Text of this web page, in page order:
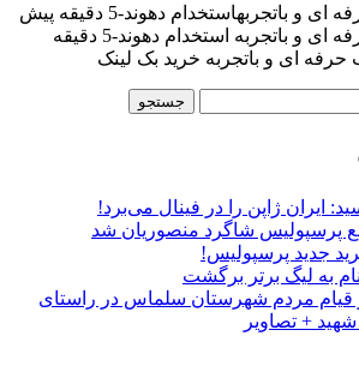
استخدامی بازاریاب حرفه ای و باتجربهاستخدام دهوند-5 دقیقه پیش
استخدامی بازاریاب حرفه ای و باتجربه استخدام دهوند-5 دقیقه
حرفه ای و باتجربه خرید بک لینک
ایران ژاپن را در فینال می‌برد!
پرسپولیس شاگرد منصوریان شد
جدید پرسپولیس!
به لیگ برتر برگشت
قیام مردم شهرستان سلماس در راستای
+ تصاویر